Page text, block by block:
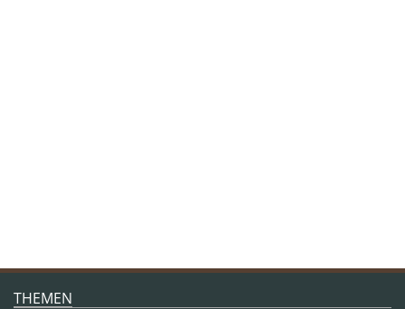
ZUSATZINFORMATIONEN
THEMEN